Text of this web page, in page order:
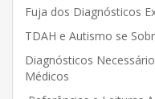
Fuja dos Diagnósticos
TDAH e Autismo se
Diagnósticos
Médicos